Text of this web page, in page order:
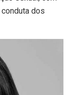
dos